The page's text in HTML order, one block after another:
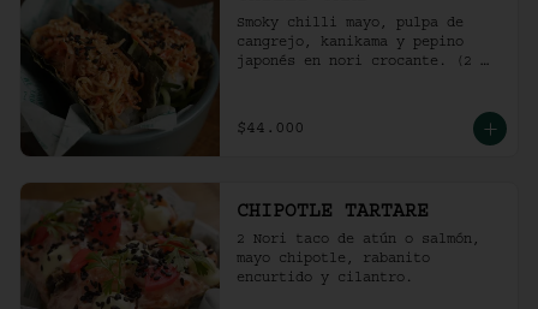
Smoky chilli mayo, pulpa de
cangrejo, kanikama y pepino
japonés en nori crocante. (2
$44.000
CHIPOTLE TARTARE
2 Nori taco de atún o salmón,
mayo chipotle, rabanito
encurtido y cilantro.